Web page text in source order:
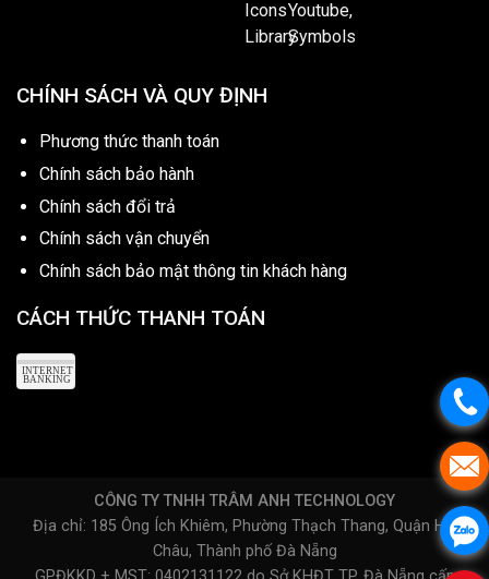
CHÍNH SÁCH VÀ QUY ĐỊNH
Phương thức thanh toán
Chính sách bảo hành
Chính sách đổi trả
Chính sách vận chuyển
Chính sách bảo mật thông tin khách hàng
CÁCH THỨC THANH TOÁN
CÔNG TY TNHH TRÂM ANH TECHNOLOGY
Địa chỉ: 185 Ông Ích Khiêm, Phường Thạch Thang, Quận Hải
Châu, Thành phố Đà Nẵng